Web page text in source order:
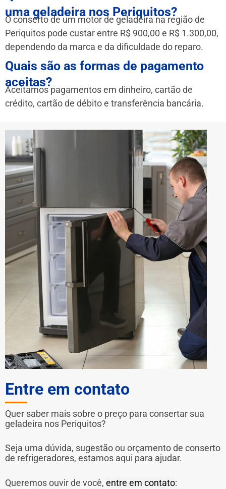
uma geladeira nos Periquitos?
O conserto de um motor de geladeira na região de
Periquitos pode custar entre R$ 900,00 e R$ 1.300,00,
dependendo da marca e da dificuldade do reparo.
Quais são as formas de pagamento
aceitas?
Aceitamos pagamentos em dinheiro, cartão de
crédito, cartão de débito e transferência bancária.
Entre em contato
Quer saber mais sobre o preço para consertar sua
geladeira nos Periquitos?
Seja uma dúvida, sugestão ou orçamento de conserto
de refrigeradores, estamos aqui para ajudar.
Queremos ouvir de você, entre em contato: